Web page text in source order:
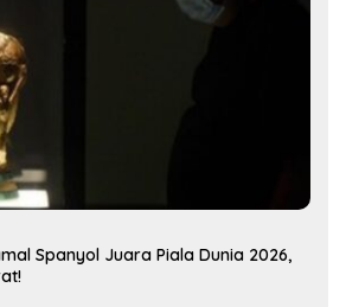
Spanyol Juara Piala Dunia 2026,